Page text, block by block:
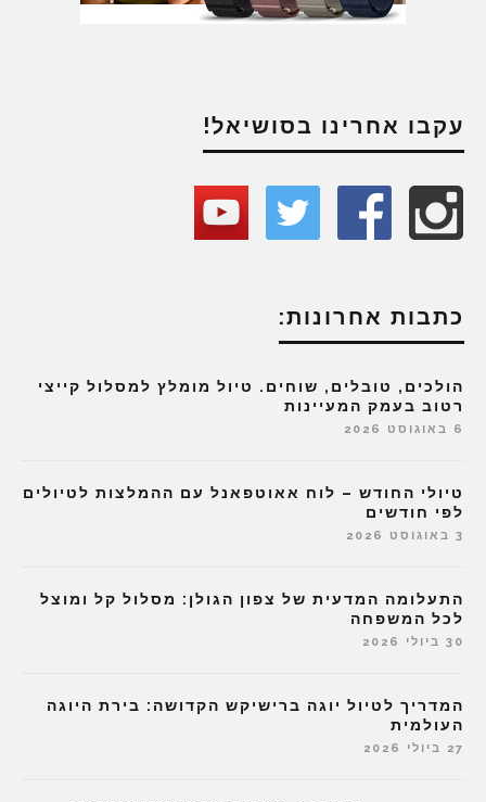
עקבו אחרינו בסושיאל!
כתבות אחרונות:
הולכים, טובלים, שוחים. טיול מומלץ למסלול קייצי
רטוב בעמק המעיינות
6 באוגוסט 2026
טיולי החודש – לוח אאוטפאנל עם ההמלצות לטיולים
לפי חודשים
3 באוגוסט 2026
התעלומה המדעית של צפון הגולן: מסלול קל ומוצל
לכל המשפחה
30 ביולי 2026
המדריך לטיול יוגה ברישיקש הקדושה: בירת היוגה
העולמית
27 ביולי 2026